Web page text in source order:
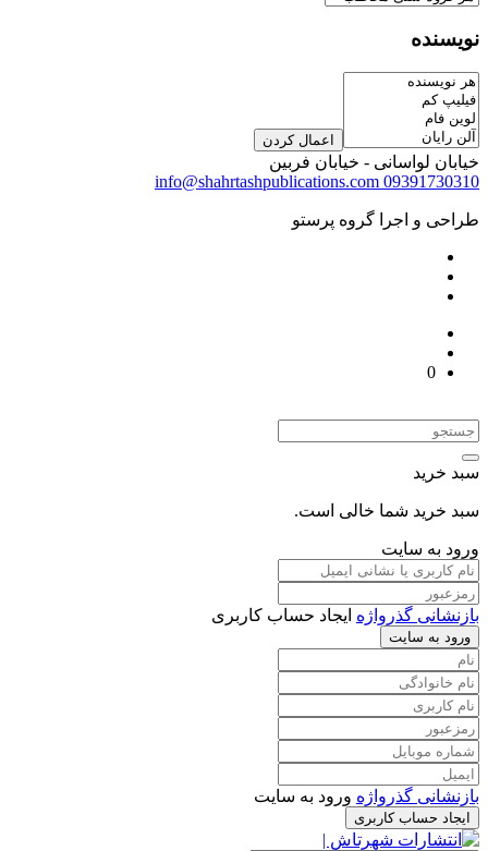
نویسنده
اعمال کردن
خیابان لواسانی - خیابان فربین
09391730310
info@shahrtashpublications.com
طراحی و اجرا گروه پرستو
0
سبد خرید
سبد خرید شما خالی است.
ورود به سایت
بازنشانی گذرواژه ایجاد حساب کاربری
ورود به سایت
بازنشانی گذرواژه ورود به سایت
ایجاد حساب کاربری